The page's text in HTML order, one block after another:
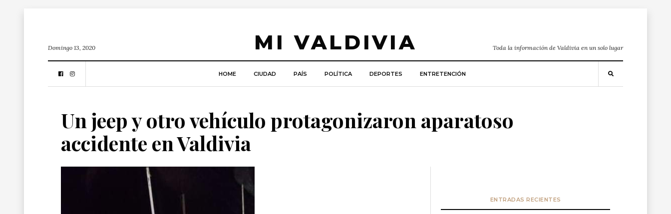
MI VALDIVIA
Domingo 13, 2020 Toda la información de Valdivia en un solo lugar
HOME CIUDAD PAÍS POLÍTICA DEPORTES ENTRETENCIÓN
Un jeep y otro vehículo protagonizaron aparatoso
accidente en Valdivia
ENTRADAS RECIENTES